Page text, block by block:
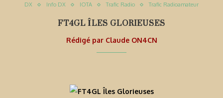
DX Info DX IOTA Trafic Radio Trafic Radioamateur
FT4GL ÎLES GLORIEUSES
Rédigé par Claude ON4CN